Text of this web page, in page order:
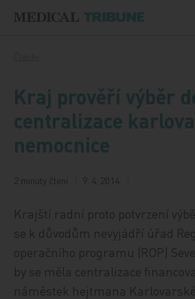
Kraj prověří výběr
centralizace
nemocnice
2 minuty čtení 9. 4. 2014
Krajští radní proto potvrzení
se k důvodům nevyjádří úřad
operačního programu (ROP)
by se měla centralizace
náměstek hejtmana